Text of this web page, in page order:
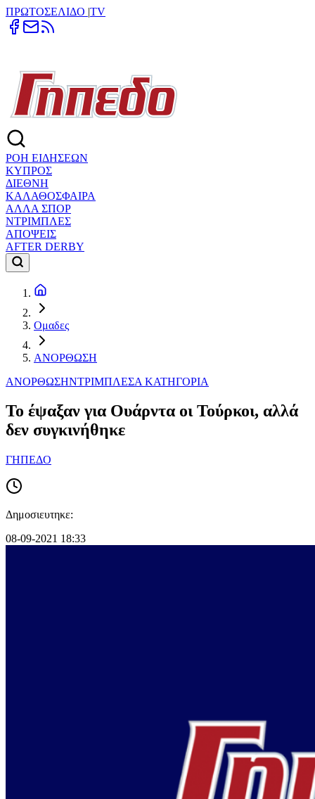
ΠΡΩΤΟΣΕΛΙΔΟ |TV
ΡΟΗ ΕΙΔΗΣΕΩΝ
ΚΥΠΡΟΣ
ΔΙΕΘΝΗ
ΚΑΛΑΘΟΣΦΑΙΡΑ
ΑΛΛΑ ΣΠΟΡ
ΝΤΡΙΜΠΛΕΣ
ΑΠΟΨΕΙΣ
AFTER DERBY
Ομαδες
ΑΝΟΡΘΩΣΗ
ΑΝΟΡΘΩΣΗΝΤΡΙΜΠΛΕΣΑ ΚΑΤΗΓΟΡΙΑ
To έψαξαν για Ουάρντα οι Τούρκοι, αλλά
δεν συγκινήθηκε
ΓΗΠΕΔΟ
Δημοσιευτηκε:
08-09-2021 18:33